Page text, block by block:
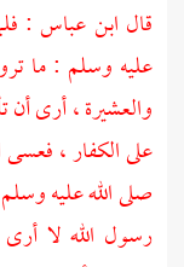
قال ابن عباس :
عليه وسلم : ما
والعشيرة ، أرى أن
على الكفار ، فعسى
صلى الله عليه
رسول الله لا